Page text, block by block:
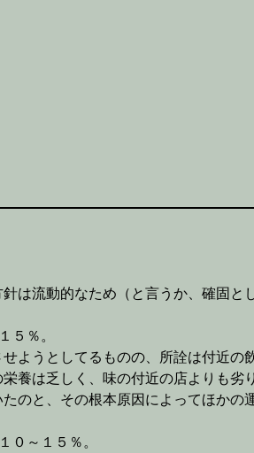
は流動的なため（と言うか、確固
５％。
ようとしてるものの、所詮は付近
養は乏しく、味の付近の店よりも
のと、その根本原因によってほか
０～１５％。